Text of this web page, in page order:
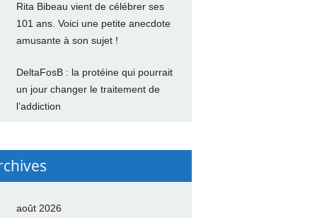
Rita Bibeau vient de célébrer ses
101 ans. Voici une petite anecdote
amusante à son sujet !
DeltaFosB : la protéine qui pourrait
un jour changer le traitement de
l’addiction
août 2026